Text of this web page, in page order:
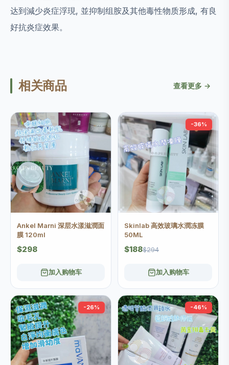
达到減少炎症浮現, 並抑制组胺及其他毒性物质形成, 有良
好抗炎症效果。
相关商品 查看更多 →
Ankel Marni 深层水漾滋潤面
膜 120ml
$298
加入购物车
-36%
Skinlab 高效玻璃水潤冻膜
50ML
$188$294
加入购物车
-26% -46%